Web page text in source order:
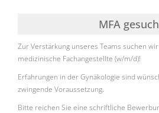
MFA
Zur Verstärkung unseres Teams suchen
medizinische Fachangestellte (w/m/d)!
Erfahrungen in der Gynäkologie sind
zwingende Voraussetzung.
Bitte reichen Sie eine schriftliche